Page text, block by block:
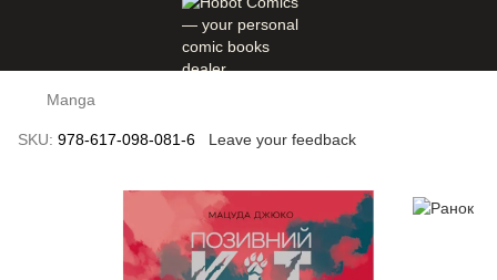
Manga
SKU: 978-617-098-081-6 Leave your feedback